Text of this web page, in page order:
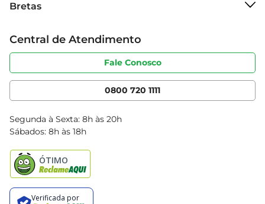
Grupo Cencosud
Sobre privacidade
Portal do fornecedor
Cencosud Media
Bretas
Produtos Bretas
Código de ética
Serviços
Clube Bretas
Blog Bretas
Black Friday
Central de Atendimento
Fale Conosco
0800 720 1111
Segunda à Sexta: 8h às 20h
Sábados: 8h às 18h